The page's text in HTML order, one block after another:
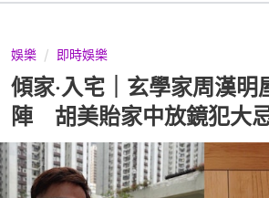
娛樂 即時娛樂
傾家‧入宅｜玄學家周漢
陣 胡美貽家中放鏡犯大